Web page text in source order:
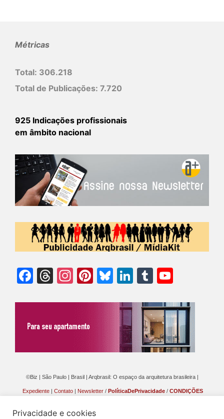
Métricas
Total: 306.218
Total de Publicações: 7.720
925 Indicações profissionais
em âmbito nacional
Facebook
Threads
Instagram
Pinterest
Bluesky
LinkedIn
Tumblr
©Biz | São Paulo | Brasil | Arqbrasil: O espaço da arquitetura brasileira |
Expediente | Contato | Newsletter / PolíticaDePrivacidade / CONDIÇÕES
Privacidade e cookies